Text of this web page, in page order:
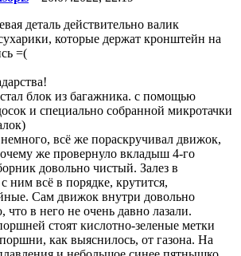
деталь действительно валик
которые держат кронштейн на
=(
блок из багажника. с помощью
и специально собранной микротачки
всё же пораскручивал движок,
же провернуло вкладыш 4-го
довольно чистый. Залез в
ним всё в порядке, крутится,
Сам движок внутри довольно
в него не очень давно лазали.
стоят кислотно-зеленые метки
как выяснилось, от газона. На